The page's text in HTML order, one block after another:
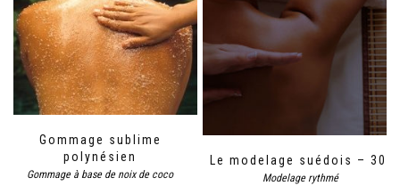
Gommage sublime
polynésien
Gommage à base de noix de coco
Le modelage suédois – 30′
Modelage rythmé